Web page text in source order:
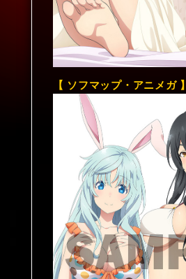
【 ソフマップ・アニメガ 】